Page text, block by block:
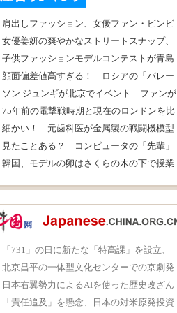
肩出しファッション、女優ファン・ビンビ
ン、劉詩詩なども大好き
女優姜妍の爽やかなストリートスナップ、
長足で美しい
子供ファッションモデルコンテストが青島
市で開催
顔面偏差値高すぎる！ ロシアの「バレー
ボールバービー」
ソン ジュンギが北京でイベント ファンが
金切り声をあげる
75年前の電撃戦時期と現在のロンドンを比
較
細かい！ 元歯科医が金属製の戦闘機模型
を作成
見たことある？ コンピュータの「先輩」
たち
韓国、モデルの卵はさくらの木の下で授業